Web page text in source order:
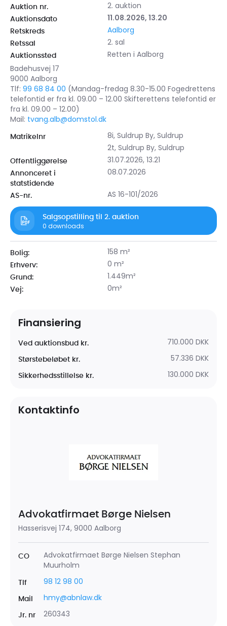
Auktion nr. 2. auktion
Auktionsdato 11.08.2026, 13.20
Retskreds Aalborg
Retssal 2. sal
Auktionssted
Retten i Aalborg
Badehusvej 17
9000 Aalborg
Tlf: 99 68 84 00 (Mandag-fredag 8.30-15.00 Fogedrettens
telefontid er fra kl. 09.00 – 12.00 Skifterettens telefontid er
fra kl. 09.00 – 12.00)
Mail: tvang.alb@domstol.dk
Matrikelnr
8i, Suldrup By, Suldrup
2t, Suldrup By, Suldrup
Offentliggørelse 31.07.2026, 13.21
Annonceret i
statstidende
08.07.2026
AS-nr. AS 16-101/2026
Salgsopstilling til 2. auktion
0 downloads
Bolig: 158 m²
Erhverv: 0 m²
Grund: 1.449m²
Vej: 0m²
Finansiering
Ved auktionsbud kr. 710.000 DKK
Størstebeløbet kr. 57.336 DKK
Sikkerhedsstillelse kr. 130.000 DKK
Kontaktinfo
Advokatfirmaet Børge Nielsen
Hasserisvej 174, 9000 Aalborg
CO
Advokatfirmaet Børge Nielsen Stephan
Muurholm
Tlf 98 12 98 00
Mail hmy@abnlaw.dk
Jr. nr 260343